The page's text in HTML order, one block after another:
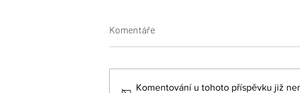
Komentáře
Komentování u tohoto příspěvku již